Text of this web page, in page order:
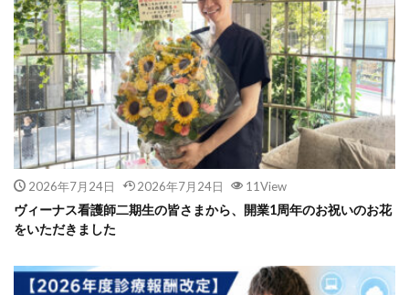
2026年7月24日 2026年7月24日 11View
ヴィーナス看護師二期生の皆さまから、開業1周年のお祝いのお花
をいただきました